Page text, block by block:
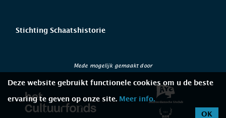
Stichting Schaatshistorie
Mede mogelijk gemaakt door
Deze website gebruikt functionele cookies om u de beste
ervaring te geven op onze site. Meer info.
OK